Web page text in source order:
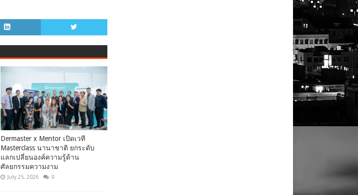
Dermaster x Mentor เปิดเวที
Masterclass นานาชาติ ยกระดับ
แลกเปลี่ยนองค์ความรู้ด้าน
ศัลยกรรมความงาม
July 25, 2026 0